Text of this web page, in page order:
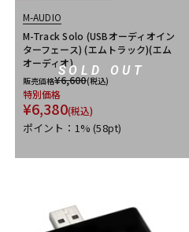
SOLD OUT
M-AUDIO
M-Track Solo (USBオーディオイン
ターフェース) (エムトラック)(エム
オーディオ)
販売価格¥6,600(税込)
特別価格
¥6,380(税込)
ポイント：1%(58pt)